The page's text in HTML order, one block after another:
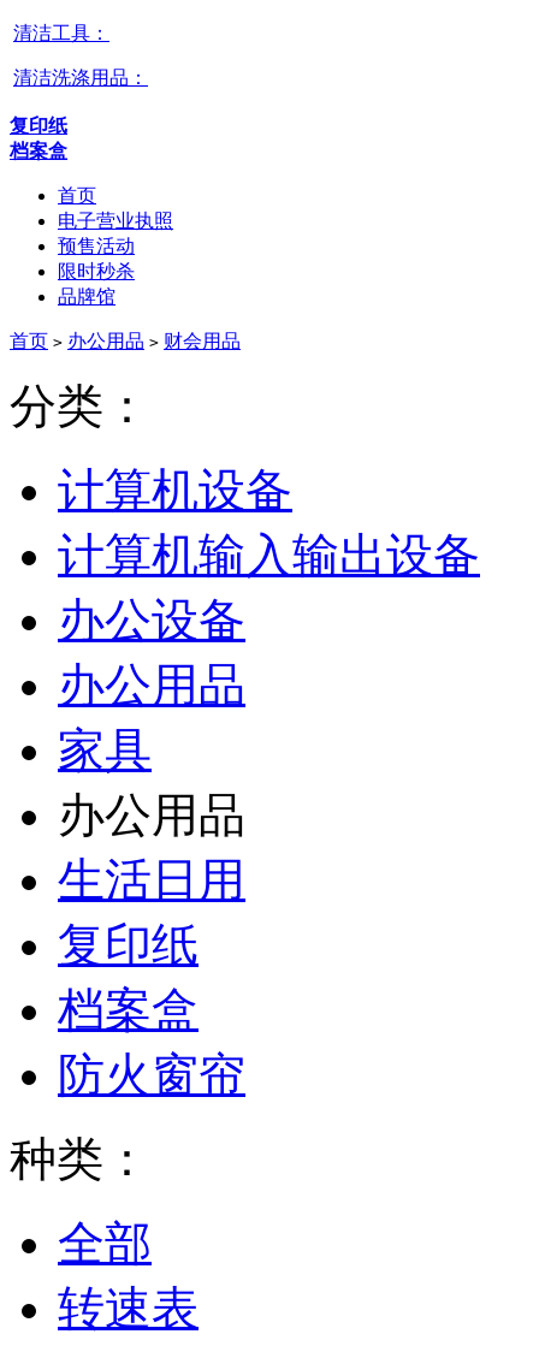
清洁工具：
清洁洗涤用品：
复印纸
档案盒
首页
电子营业执照
预售活动
限时秒杀
品牌馆
首页 > 办公用品 > 财会用品
分类：
计算机设备
计算机输入输出设备
办公设备
办公用品
家具
办公用品
生活日用
复印纸
档案盒
防火窗帘
种类：
全部
转速表